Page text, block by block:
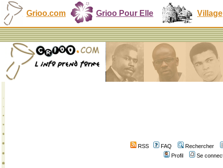
Grioo.com Grioo Pour Elle Village
RSS FAQ
Rechercher
Profil
Se